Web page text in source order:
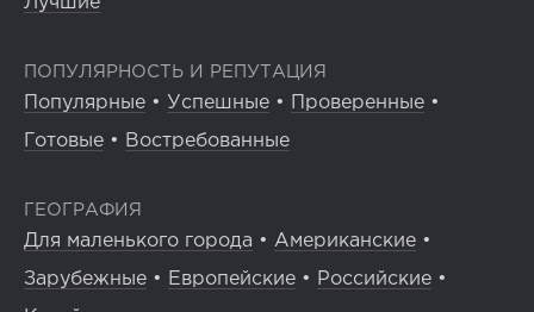
ПОПУЛЯРНОСТЬ И РЕПУТАЦИЯ
Популярные • Успешные • Проверенные •
Готовые • Востребованные
ГЕОГРАФИЯ
Для маленького города • Американские •
Зарубежные • Европейские • Российские •